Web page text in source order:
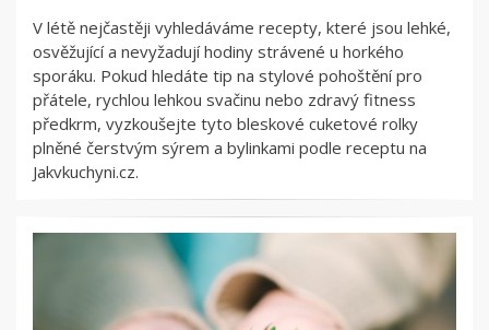
V létě nejčastěji vyhledáváme recepty, které jsou lehké,
osvěžující a nevyžadují hodiny strávené u horkého
sporáku. Pokud hledáte tip na stylové pohoštění pro
přátele, rychlou lehkou svačinu nebo zdravý fitness
předkrm, vyzkoušejte tyto bleskové cuketové rolky
plněné čerstvým sýrem a bylinkami podle receptu na
Jakvkuchyni.cz.